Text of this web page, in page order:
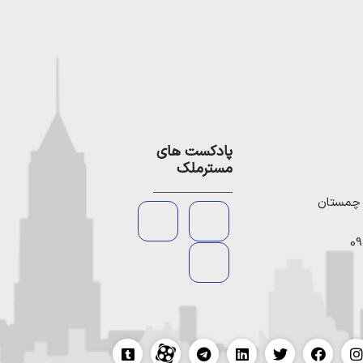
پادکست های
مسترملک
facebook
twitter
linkedin
telegram
Aparat
tumblr